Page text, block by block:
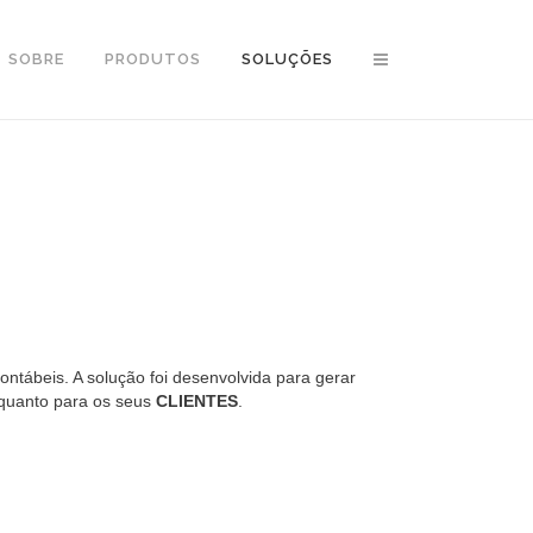
SOBRE PRODUTOS SOLUÇÕES
A solução foi desenvolvida para gerar
para os seus CLIENTES